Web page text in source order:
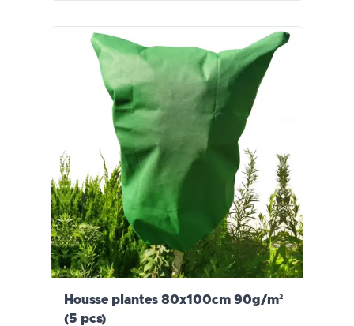
Housse plantes 80x100cm 90g/m²
(5 pcs)